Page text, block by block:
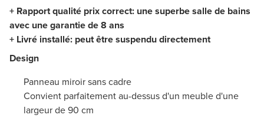
+ Rapport qualité prix correct: une superbe salle de bains
avec une garantie de 8 ans
+ Livré installé: peut être suspendu directement
Design
Panneau miroir sans cadre
Convient parfaitement au-dessus d'un meuble d'une
largeur de 90 cm